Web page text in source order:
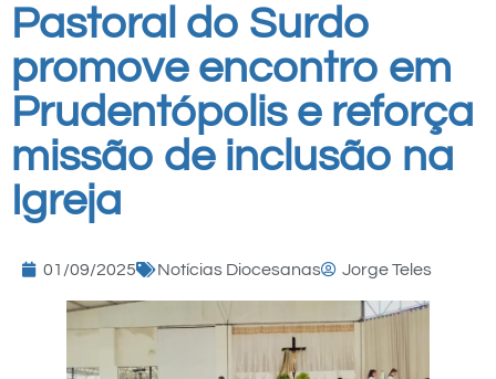
Pastoral do Surdo
promove encontro em
Prudentópolis e reforça
missão de inclusão na
Igreja
01/09/2025 Notícias Diocesanas Jorge Teles